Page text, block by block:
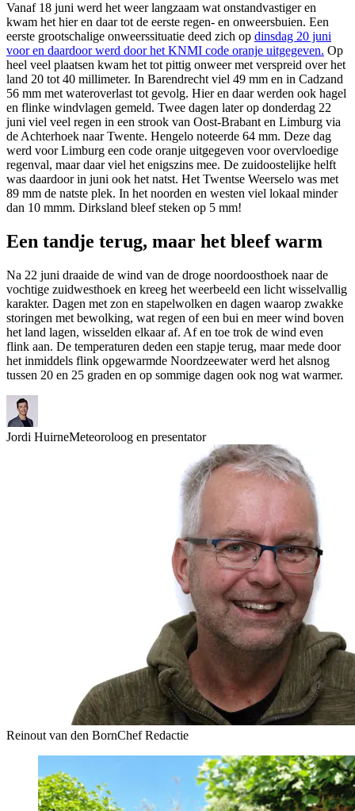
Vanaf 18 juni werd het weer langzaam wat onstandvastiger en
kwam het hier en daar tot de eerste regen- en onweersbuien. Een
eerste grootschalige onweerssituatie deed zich op dinsdag 20 juni
voor en daardoor werd door het KNMI code oranje uitgegeven. Op
heel veel plaatsen kwam het tot pittig onweer met verspreid over het
land 20 tot 40 millimeter. In Barendrecht viel 49 mm en in Cadzand
56 mm met wateroverlast tot gevolg. Hier en daar werden ook hagel
en flinke windvlagen gemeld. Twee dagen later op donderdag 22
juni viel veel regen in een strook van Oost-Brabant en Limburg via
de Achterhoek naar Twente. Hengelo noteerde 64 mm. Deze dag
werd voor Limburg een code oranje uitgegeven voor overvloedige
regenval, maar daar viel het enigszins mee. De zuidoostelijke helft
was daardoor in juni ook het natst. Het Twentse Weerselo was met
89 mm de natste plek. In het noorden en westen viel lokaal minder
dan 10 mmm. Dirksland bleef steken op 5 mm!
Een tandje terug, maar het bleef warm
Na 22 juni draaide de wind van de droge noordoosthoek naar de
vochtige zuidwesthoek en kreeg het weerbeeld een licht wisselvallig
karakter. Dagen met zon en stapelwolken en dagen waarop zwakke
storingen met bewolking, wat regen of een bui en meer wind boven
het land lagen, wisselden elkaar af. Af en toe trok de wind even
flink aan. De temperaturen deden een stapje terug, maar mede door
het inmiddels flink opgewarmde Noordzeewater werd het alsnog
tussen 20 en 25 graden en op sommige dagen ook nog wat warmer.
Jordi HuirneMeteoroloog en presentator
Reinout van den BornChef Redactie